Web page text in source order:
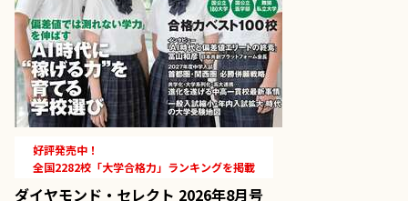
好評発売中！
全国2282校「大学合格力」ランキングを掲載
ダイヤモンド・セレクト 2026年8月号